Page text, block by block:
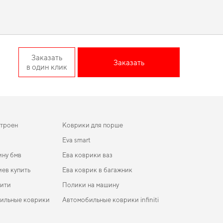
Заказать
в один клик
Заказать
бмв
купить
коврики
Коврики для порше
Eva smart
Ева коврики ваз
Ева коврик в багажник
Полики на машину
Автомобильные коврики infiniti